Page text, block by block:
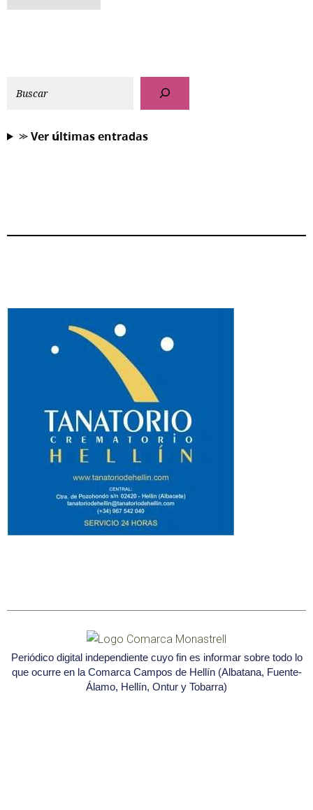
⪼ 𝗩𝗲𝗿 𝘂́𝗹𝘁𝗶𝗺𝗮𝘀 𝗲𝗻𝘁𝗿𝗮𝗱𝗮𝘀
Periódico digital independiente cuyo fin es informar sobre todo lo
que ocurre en la Comarca Campos de Hellín (Albatana, Fuente-
Álamo, Hellín, Ontur y Tobarra)